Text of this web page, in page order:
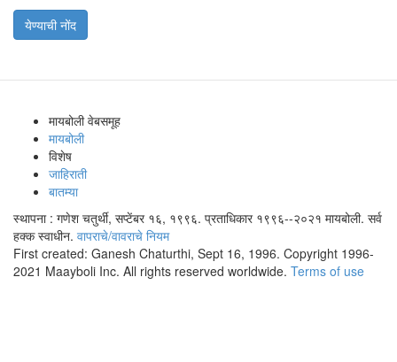
येण्याची नोंद
मायबोली वेबसमूह
मायबोली
विशेष
जाहिराती
बातम्या
स्थापना : गणेश चतुर्थी, सप्टेंबर १६, १९९६. प्रताधिकार १९९६--२०२१ मायबोली. सर्व
हक्क स्वाधीन. वापराचे/वावराचे नियम
First created: Ganesh Chaturthi, Sept 16, 1996. Copyright 1996-
2021 Maayboli Inc. All rights reserved worldwide. Terms of use